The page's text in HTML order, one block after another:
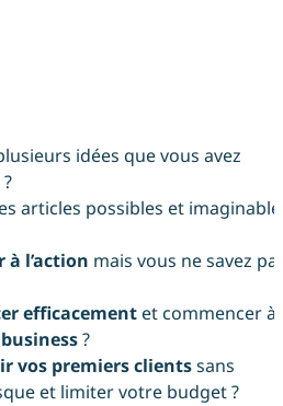
idées que vous avez
?
articles possibles et
à l’action mais vous ne savez
efficacement et commencer à
?
vos premiers clientssans
et limiter votre budget ?